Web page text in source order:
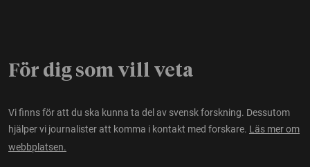
För dig som vill veta
Vi finns för att du ska kunna ta del av svensk forskning. Dessutom
hjälper vi journalister att komma i kontakt med forskare. Läs mer om
webbplatsen.